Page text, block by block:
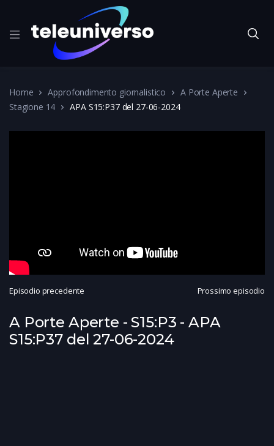
Home Approfondimento giornalistico
A Porte Aperte
Stagione 14
APA S15:P37 del 27-06-2024
Episodio precedente Prossimo episodio
A Porte Aperte - S15:P3 - APA
S15:P37 del 27-06-2024